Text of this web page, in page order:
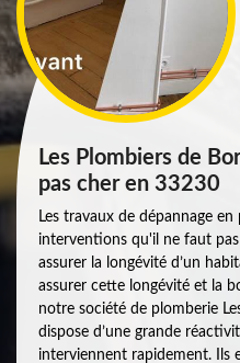
Les Plombiers de
pas cher en 33230
Les travaux de dépannage
interventions qu'il ne faut
assurer la longévité d’un
assurer cette longévité et la
notre société de plomberie
dispose d’une grande
interviennent rapidement. Ils